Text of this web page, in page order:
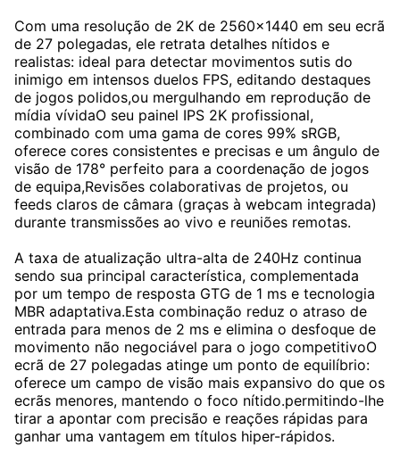
Com uma resolução de 2K de 2560x1440 em seu ecrã
de 27 polegadas, ele retrata detalhes nítidos e
realistas: ideal para detectar movimentos sutis do
inimigo em intensos duelos FPS, editando destaques
de jogos polidos,ou mergulhando em reprodução de
mídia vívidaO seu painel IPS 2K profissional,
combinado com uma gama de cores 99% sRGB,
oferece cores consistentes e precisas e um ângulo de
visão de 178° perfeito para a coordenação de jogos
de equipa,Revisões colaborativas de projetos, ou
feeds claros de câmara (graças à webcam integrada)
durante transmissões ao vivo e reuniões remotas.
A taxa de atualização ultra-alta de 240Hz continua
sendo sua principal característica, complementada
por um tempo de resposta GTG de 1 ms e tecnologia
MBR adaptativa.Esta combinação reduz o atraso de
entrada para menos de 2 ms e elimina o desfoque de
movimento não negociável para o jogo competitivoO
ecrã de 27 polegadas atinge um ponto de equilíbrio:
oferece um campo de visão mais expansivo do que os
ecrãs menores, mantendo o foco nítido.permitindo-lhe
tirar a apontar com precisão e reações rápidas para
ganhar uma vantagem em títulos hiper-rápidos.